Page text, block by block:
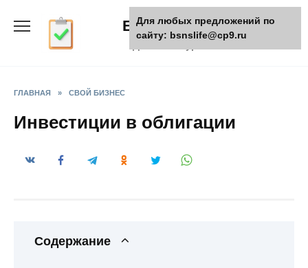
БизнесЖизнь
ГЛАВНАЯ » СВОЙ БИЗНЕС
Инвестиции в облигации
Содержание
Для любых предложений по
сайту: bsnslife@cp9.ru